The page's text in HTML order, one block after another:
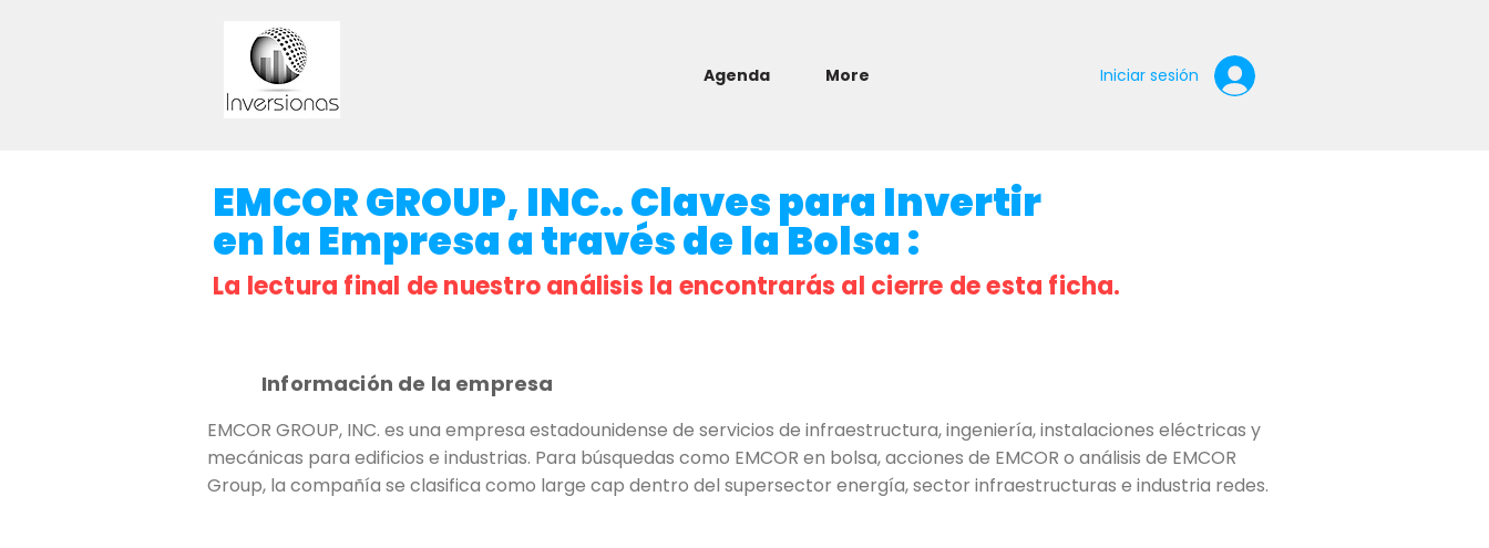
Agenda More Iniciar sesión
EMCOR GROUP, INC.. Claves para Invertir
en la Empresa a través de la Bolsa :
La lectura final de nuestro análisis la encontrarás al cierre de esta ficha.
Información de la empresa
EMCOR GROUP, INC. es una empresa estadounidense de servicios de infraestructura, ingeniería, instalaciones eléctricas y
mecánicas para edificios e industrias. Para búsquedas como EMCOR en bolsa, acciones de EMCOR o análisis de EMCOR
Group, la compañía se clasifica como large cap dentro del supersector energía, sector infraestructuras e industria redes.